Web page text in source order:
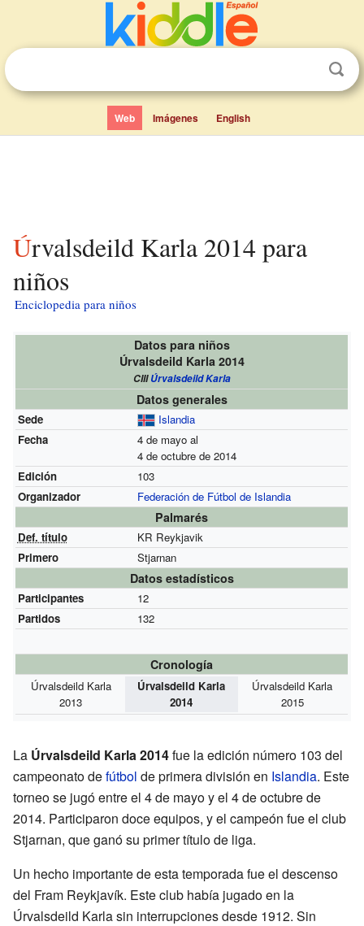
Web Imágenes English
Úrvalsdeild Karla 2014 para
niños
Enciclopedia para niños
Datos para niños
Úrvalsdeild Karla 2014
CIIIÚrvalsdeild Karla
Datos generales
Sede
Islandia
Fecha
4 de mayo al
4 de octubre de 2014
Edición
103
Organizador
Federación de Fútbol de Islandia
Palmarés
Def. título
KR Reykjavik
Primero
Stjarnan
Datos estadísticos
Participantes
12
Partidos
132
Cronología
Úrvalsdeild Karla
2013
Úrvalsdeild Karla
2014
Úrvalsdeild Karla
2015
La Úrvalsdeild Karla 2014fue la edición número 103 del
campeonato defútbol de primera división en Islandia. Este
torneo se jugó entre el 4 de mayo y el 4 de octubre de
2014. Participaron doce equipos, y el campeón fue el club
Stjarnan, que ganó su primer título de liga.
Un hecho importante de esta temporada fue el descenso
del Fram Reykjavík. Este club había jugado en la
Úrvalsdeild Karla sin interrupciones desde 1912. Sin